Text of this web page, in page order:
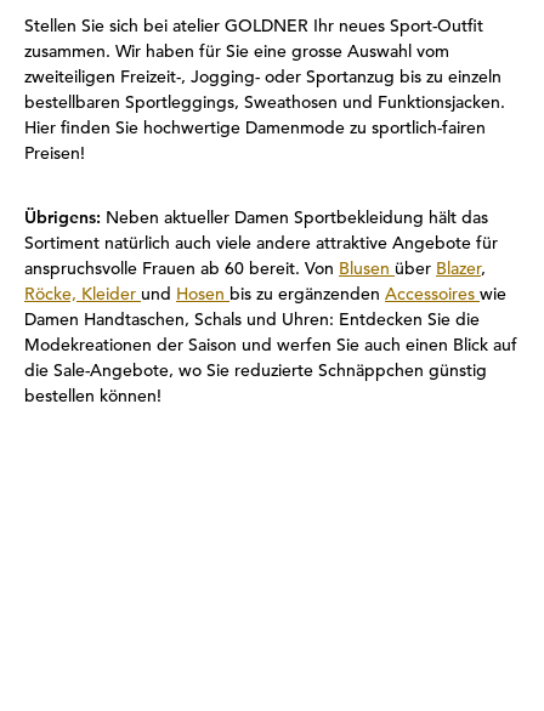
Stellen Sie sich bei atelier GOLDNER Ihr neues Sport-Outfit
zusammen. Wir haben für Sie eine grosse Auswahl vom
zweiteiligen Freizeit-, Jogging- oder Sportanzug bis zu einzeln
bestellbaren Sportleggings, Sweathosen und Funktionsjacken.
Hier finden Sie hochwertige Damenmode zu sportlich-fairen
Preisen!
Übrigens: Neben aktueller Damen Sportbekleidung hält das
Sortiment natürlich auch viele andere attraktive Angebote für
anspruchsvolle Frauen ab 60 bereit. Von Blusen über Blazer,
Röcke, Kleider und Hosen bis zu ergänzenden Accessoires wie
Damen Handtaschen, Schals und Uhren: Entdecken Sie die
Modekreationen der Saison und werfen Sie auch einen Blick auf
die Sale-Angebote, wo Sie reduzierte Schnäppchen günstig
bestellen können!